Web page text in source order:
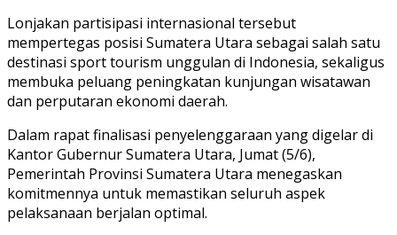
Lonjakan partisipasi internasional tersebut
mempertegas posisi Sumatera Utara sebagai salah satu
destinasi sport tourism unggulan di Indonesia, sekaligus
membuka peluang peningkatan kunjungan wisatawan
dan perputaran ekonomi daerah.
Dalam rapat finalisasi penyelenggaraan yang digelar di
Kantor Gubernur Sumatera Utara, Jumat (5/6),
Pemerintah Provinsi Sumatera Utara menegaskan
komitmennya untuk memastikan seluruh aspek
pelaksanaan berjalan optimal.